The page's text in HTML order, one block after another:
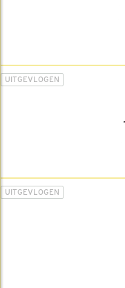
UITGEVLOGEN
UITGEVLOGEN